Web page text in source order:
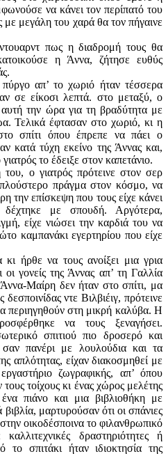
να κάνει τον περίπατό του
με μεγάλη του χαρά θα τον πήγαινε
πως η διαδρομή τους θα
η Άννα, ζήτησε ευθύς
απ’ το χωριό ήταν τέσσερα
σε είκοσι λεπτά. στο μεταξύ, ο
αυτή την ώρα για τη βραδύτητα με
Τελικά έφτασαν στο χωριό, κι η
σπίτι όπου έπρεπε να πάει ο
κατά τύχη εκείνο της Άννας και,
το έδειξε στον καπετάνιο.
ο γιατρός πρότεινε στον σερ
πράγμα στον κόσμο, να
την επίσκεψη που τους είχε κάνει
με σπουδή. Αργότερα,
είχε νιώσει την καρδιά του να
καμπανάκι εγερτηρίου που είχε
ήρθε να τους ανοίξει μια γρια
γονείς της Άννας απ’ τη Γαλλία
Μαίρη δεν ήταν στο σπίτι, μα
ντε Βιλβιέιγ, πρότεινε
περιηγηθούν στη μικρή καλύβα. Η
να τους ξεναγήσει.
σπιτιού πιο δροσερό και
πανέρι με λουλούδια και τα
απλότητας, είχαν διακοσμηθεί με
ζωγραφικής, απ’ όπου
τοίχους κι ένας χώρος μελέτης
πιάνο και μια βιβλιοθήκη με
βιβλία, μαρτυρούσαν ότι οι σπάνιες
οικοδέσποινα το φιλανθρωπικό
δραστηριότητες ή
το σπιτάκι ήταν ιδιοκτησία της